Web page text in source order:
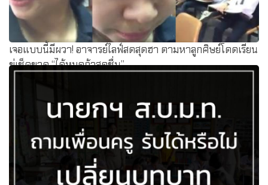
เจอแบบนี้มีผวา! อาจารย์ไลฟ์สดสุดฮา ตามหาลูกศิษย์โดดเรียน
ขู่เช็คขาด “ได้หมดถ้าสดชื่น”